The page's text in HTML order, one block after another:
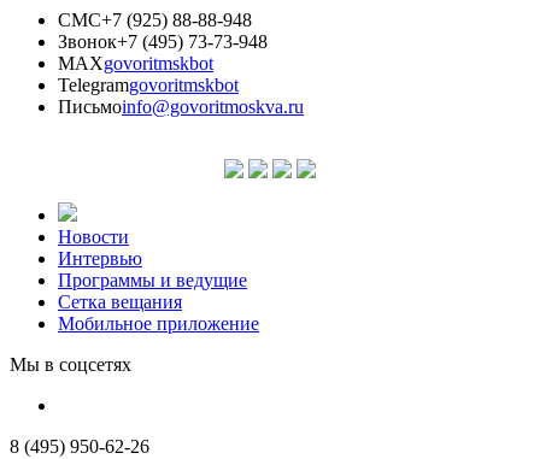
СМС+7 (925) 88-88-948
Звонок+7 (495) 73-73-948
MAXgovoritmskbot
Telegramgovoritmskbot
Письмоinfo@govoritmoskva.ru
Новости
Интервью
Программы и ведущие
Сетка вещания
Мобильное приложение
Мы в соцсетях
8 (495) 950-62-26